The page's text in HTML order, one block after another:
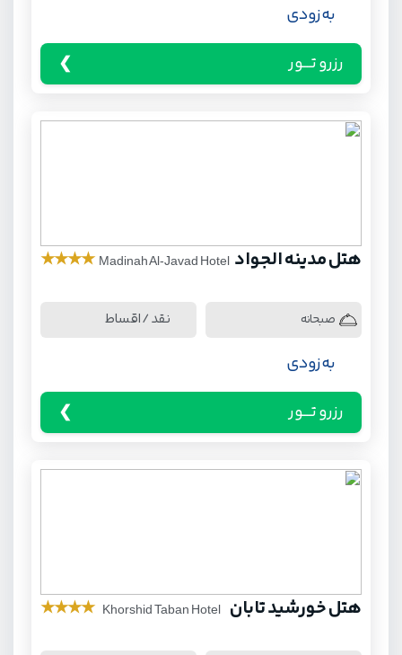
به زودی
رزرو تـــور
هتل مدینه الجواد Madinah Al-Javad Hotel
★
★
★
★
صبحانه نقد / اقساط
به زودی
رزرو تـــور
هتل خورشید تابان Khorshid Taban Hotel
★
★
★
★